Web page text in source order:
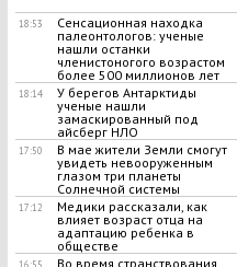
18:53
Сенсационная находка
палеонтологов: ученые
нашли останки
членистоногого возрастом
более 500 миллионов лет
18:14
У берегов Антарктиды
ученые нашли
замаскированный под
айсберг НЛО
17:50
В мае жители Земли смогут
увидеть невооруженным
глазом три планеты
Солнечной системы
17:12
Медики рассказали, как
влияет возраст отца на
адаптацию ребенка в
обществе
16:55
Во время странствования